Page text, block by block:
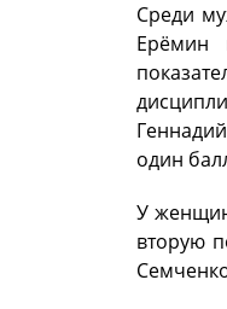
Среди
Ерёмин
один
У
вторую